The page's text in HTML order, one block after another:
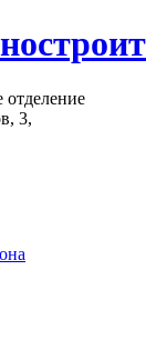
отделение
3,